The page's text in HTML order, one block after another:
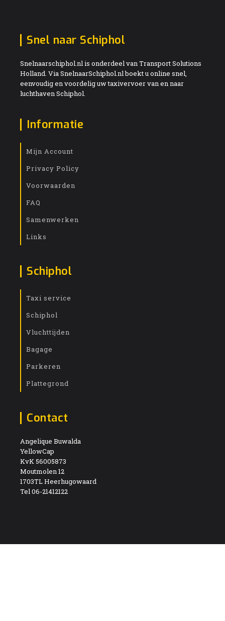
Snel naar Schiphol
Snelnaarschiphol.nl is onderdeel van Transport Solutions
Holland. Via SnelnaarSchiphol.nl boekt u online snel,
eenvoudig en voordelig uw taxivervoer van en naar
luchthaven Schiphol.
Informatie
Mijn Account
Privacy Policy
Voorwaarden
FAQ
Samenwerken
Links
Schiphol
Taxi service
Schiphol
Vluchttijden
Bagage
Parkeren
Plattegrond
Contact
Angelique Buwalda
YellowCap
KvK 56005873
Moutmolen 12
1703TL Heerhugowaard
Tel 06-21412122